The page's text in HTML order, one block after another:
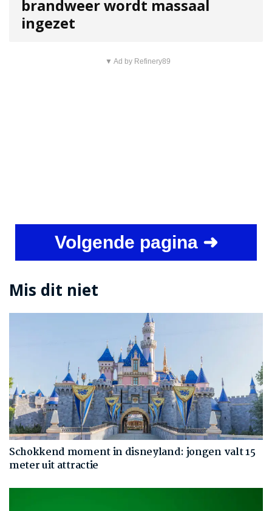
brandweer wordt massaal
ingezet
▼ Ad by Refinery89
Volgende pagina ➜
Mis dit niet
Schokkend moment in disneyland: jongen valt 15
meter uit attractie